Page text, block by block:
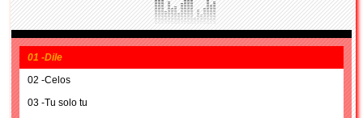
01 -Dile
02 -Celos
03 -Tu solo tu